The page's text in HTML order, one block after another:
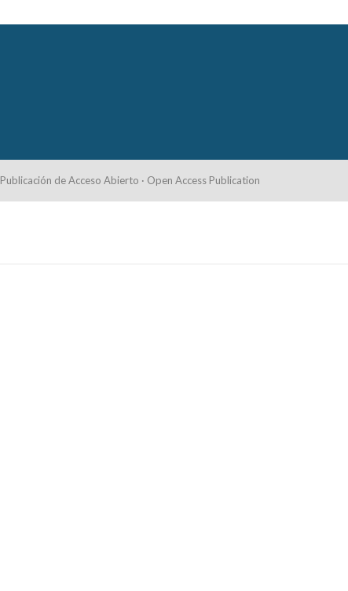
Publicación de Acceso Abierto · Open Access Publication